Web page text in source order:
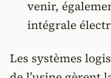
venir,
intégrale
Les systèmes